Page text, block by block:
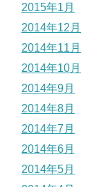
2015年1月
2014年12月
2014年11月
2014年10月
2014年9月
2014年8月
2014年7月
2014年6月
2014年5月